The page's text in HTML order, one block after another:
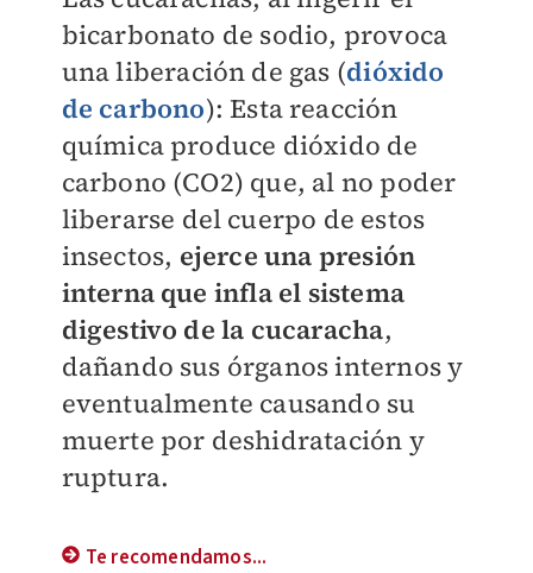
bicarbonato de sodio, provoca
una liberación de gas (dióxido
de carbono): Esta reacción
química produce dióxido de
carbono (CO2) que, al no poder
liberarse del cuerpo de estos
insectos, ejerce una presión
interna que infla el sistema
digestivo de la cucaracha,
dañando sus órganos internos y
eventualmente causando su
muerte por deshidratación y
ruptura.
Te recomendamos...